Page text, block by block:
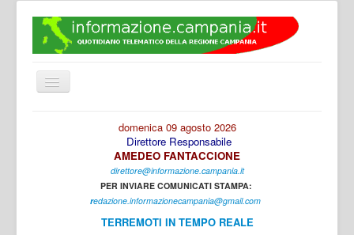
Cambia
navigazione
domenica 09 agosto 2026
Direttore Responsabile
AMEDEO FANTACCIONE
direttore@informazione.campania.it
PER INVIARE COMUNICATI STAMPA:
redazione.informazionecampania@gmail.com
TERREMOTI IN TEMPO REALE